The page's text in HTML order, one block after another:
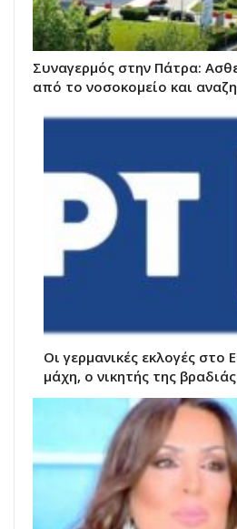
Συναγερμός στην Πάτρα:
από το νοσοκομείο και
Οι γερμανικές εκλογές στο
μάχη, ο νικητής της